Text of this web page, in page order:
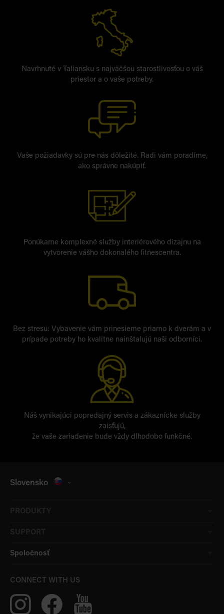
Navrhnuté v Taliansku s najväčšou starostlivosťou o váš
priestor a o vaše potreby.
Vaše požiadavky sú pre nás dôležité. Radi vám poradíme,
ako správne nakúpiť.
Ponúkame komplexné služby interiérového dizajnu na
vytvorenie vášho dokonalého fitnescentra.
Bez stresu: Vybavenie vám prinesieme priamo k dverám a v
prípade potreby ho kvalitne nainštalujú naši odborníci.
Náš vynikajúci popredajný servis a zákaznícke služby
zaisťujú,
že vaše zariadenie bude vždy dlhodobo funkčné.
Slovensko
Spoločnosť
CONNECT WITH US